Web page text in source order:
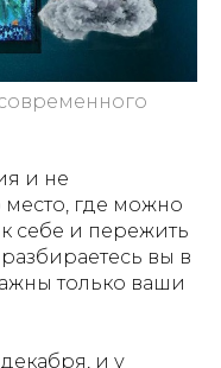
и не
место, где можно
себе и пережить
вы в
только ваши
и у